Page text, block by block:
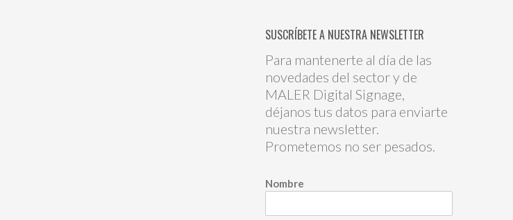
SUSCRÍBETE A NUESTRA NEWSLETTER
Para mantenerte al día de las
novedades del sector y de
MALER Digital Signage,
déjanos tus datos para enviarte
nuestra newsletter.
Prometemos no ser pesados.
Nombre